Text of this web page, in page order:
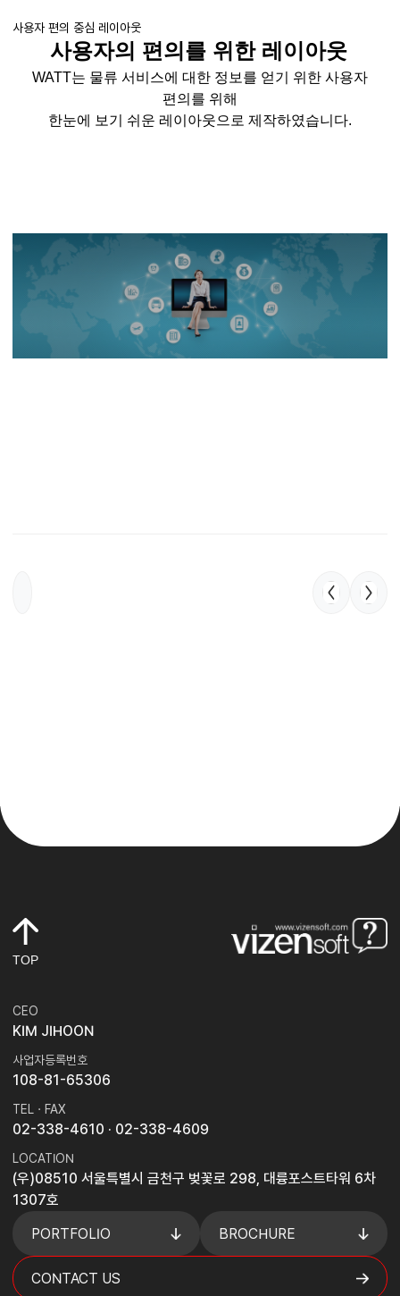
사용자 편의 중심 레이아웃
사용자의 편의를 위한 레이아웃
WATT는 물류 서비스에 대한 정보를 얻기 위한 사용자
편의를 위해
한눈에 보기 쉬운 레이아웃으로 제작하였습니다.
TOP
CEO
KIM JIHOON
사업자등록번호
108-81-65306
TEL · FAX
02-338-4610 · 02-338-4609
LOCATION
(우)08510 서울특별시 금천구 벚꽃로 298, 대륭포스트타워 6차
1307호
PORTFOLIO
BROCHURE
CONTACT US